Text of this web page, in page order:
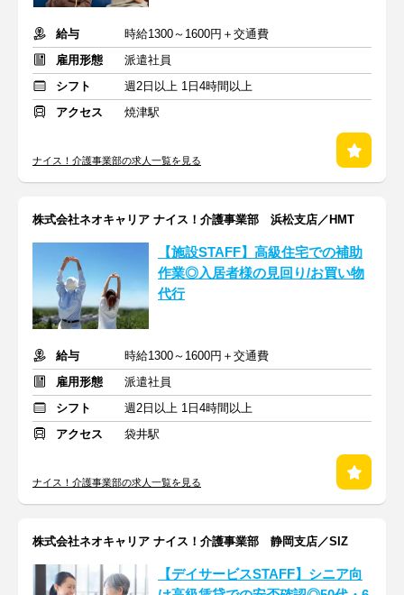
給与
時給1300～1600円＋交通費
雇用形態
派遣社員
シフト
週2日以上 1日4時間以上
アクセス
焼津駅
ナイス！介護事業部の求人一覧を見る
株式会社ネオキャリア ナイス！介護事業部 浜松支店／HMT
【施設STAFF】高級住宅での補助
作業◎入居者様の見回り/お買い物
代行
給与
時給1300～1600円＋交通費
雇用形態
派遣社員
シフト
週2日以上 1日4時間以上
アクセス
袋井駅
ナイス！介護事業部の求人一覧を見る
株式会社ネオキャリア ナイス！介護事業部 静岡支店／SIZ
【デイサービスSTAFF】シニア向